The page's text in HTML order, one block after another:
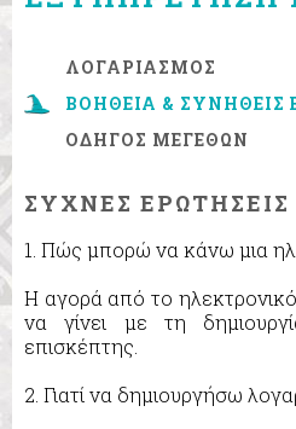
ΛΟΓΑΡΙΑΣΜΟΣ
ΒΟΗΘΕΙΑ & ΣΥΝΗΘΕΙΣ
ΟΔΗΓΟΣ ΜΕΓΕΘΩΝ
ΣΥΧΝΕΣ ΕΡΩΤΗΣΕΙΣ
1. Πώς μπορώ να κάνω μια
Η αγορά από το
να γίνει με τη
επισκέπτης.
2. Γιατί να δημιουργήσω